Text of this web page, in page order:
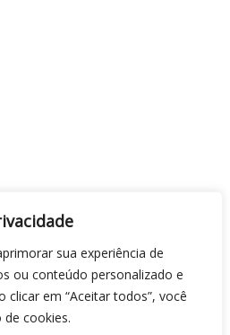
sua experiência de
ou conteúdo personalizado e
clicar em “Aceitar todos”, você
cookies.